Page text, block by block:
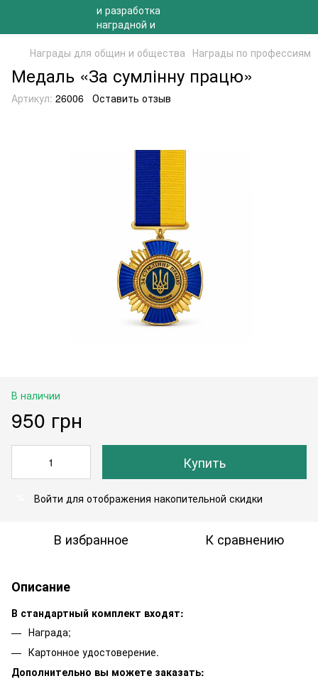
Награды для общин и общества Награды по профессиям
Медаль «За сумлінну працю»
Артикул: 26006 Оставить отзыв
В наличии
950 грн
Купить
Войти для отображения накопительной скидки
В избранное К сравнению
Описание
В стандартный комплект входят:
Награда;
Картонное удостоверение.
Дополнительно вы можете заказать: